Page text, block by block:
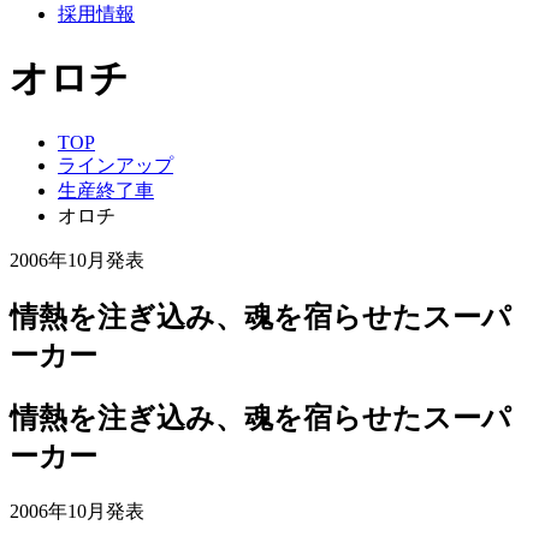
採用情報
オロチ
TOP
ラインアップ
生産終了車
オロチ
2006年10月発表
情熱を注ぎ込み、魂を宿らせたスーパ
ーカー
情熱を注ぎ込み、魂を宿らせたスーパ
ーカー
2006年10月発表